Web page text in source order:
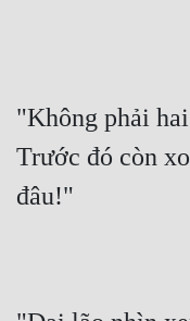
"Không phải
Trước đó còn
đâu!"